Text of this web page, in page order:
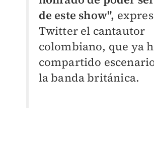
de este show",
Twitter el cantautor
colombiano, que ya
compartido
la banda británica.